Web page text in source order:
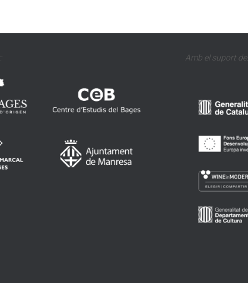
Amb el suport de: